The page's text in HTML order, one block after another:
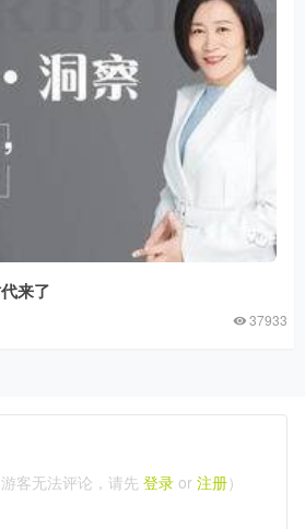
来了
37933
客无法评论，请先 登录or 注册）